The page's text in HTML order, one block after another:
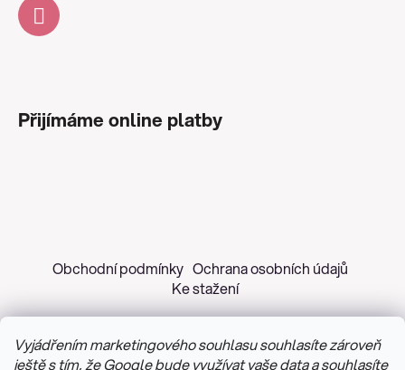
Vyjádřením marketingového souhlasu souhlasíte zároveň
ještě s tím, že Google bude využívat vaše data a souhlasíte
Přijímáme online platby
Obchodní podmínky Ochrana osobních údajů
Ke stažení